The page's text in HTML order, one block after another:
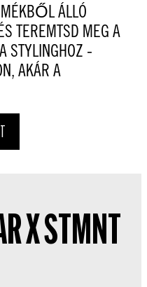
ÁLLÓ
TEREMTSD MEG A
STYLINGHOZ -
AKÁR A
X STMNT